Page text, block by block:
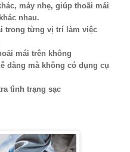
máy nhẹ, giúp thoãi mái
nhau.
trong từng vị trí làm việc
mái trên không
dàng mà không có dụng cụ
tình trạng sạc